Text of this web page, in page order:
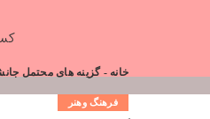
خانه -گزینه های محتمل
فرهنگ وهنر